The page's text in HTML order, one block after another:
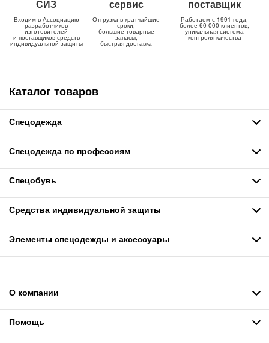
СИЗ
Входим в Ассоциацию
разработчиков
изготовителей
и поставщиков средств
индивидуальной защиты
сервис
Отгрузка в кратчайшие
сроки,
большие товарные
запасы,
быстрая доставка
поставщик
Работаем с 1991 года,
более 60 000 клиентов,
уникальная система
контроля качества
Каталог товаров
Спецодежда
Спецодежда по профессиям
Спецобувь
Средства индивидуальной защиты
Элементы спецодежды и аксессуары
О компании
Помощь